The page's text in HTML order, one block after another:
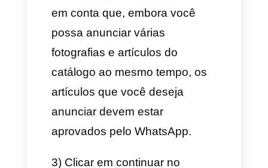
WhatsApp Business
diretamente e a segunda no
Facebook Ads ou Meta.
Para lograr criar um anúncio
de forma correta nós